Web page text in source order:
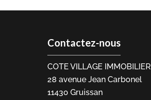
Contactez-nous
COTE VILLAGE IMMOBILIER
28 avenue Jean Carbonel
11430 Gruissan